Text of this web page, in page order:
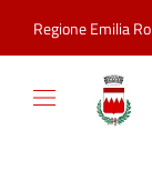
Regione Emilia